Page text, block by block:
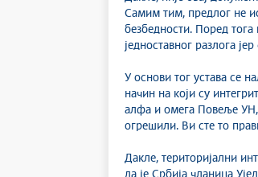
Самим тим, предлог не
безбедности. Поред
једноставног разлога
У основи тог устава се
начин на који су
алфа и омега Повеље УН,
огрешили. Ви сте то
Дакле, територијални
да је Србија чланица